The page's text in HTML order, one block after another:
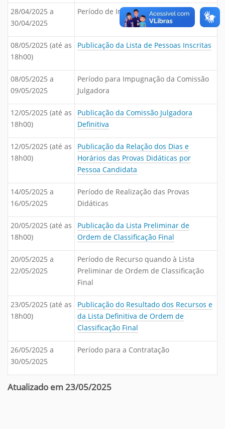
28/04/2025 a
30/04/2025
Período de Impugnação do Edital
08/05/2025 (até as
18h00)
Publicação da Lista de Pessoas Inscritas
08/05/2025 a
09/05/2025
Período para Impugnação da Comissão
Julgadora
12/05/2025 (até as
18h00)
Publicação da Comissão Julgadora
Definitiva
12/05/2025 (até as
18h00)
Publicação da Relação dos Dias e
Horários das Provas Didáticas por
Pessoa Candidata
14/05/2025 a
16/05/2025
Período de Realização das Provas
Didáticas
20/05/2025 (até as
18h00)
Publicação da Lista Preliminar de
Ordem de Classificação Final
20/05/2025 a
22/05/2025
Período de Recurso quando à Lista
Preliminar de Ordem de Classificação
Final
23/05/2025 (até as
18h00)
Publicação do Resultado dos Recursos e
da Lista Definitiva de Ordem de
Classificação Final
26/05/2025 a
30/05/2025
Período para a Contratação
Atualizado em 23/05/2025